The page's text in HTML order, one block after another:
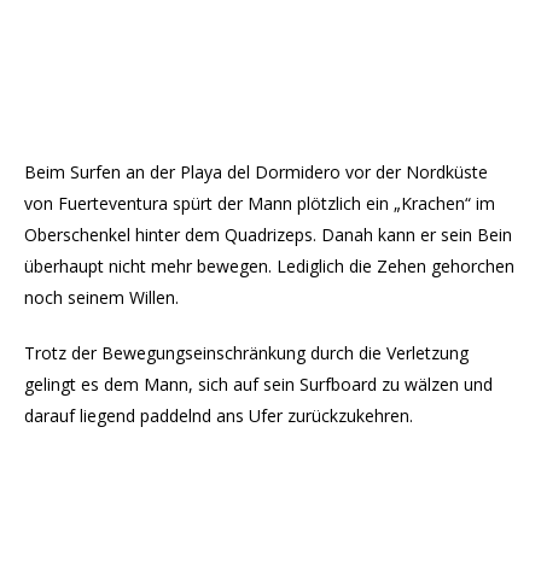
Beim Surfen an der Playa del Dormidero vor der Nordküste
von Fuerteventura spürt der Mann plötzlich ein „Krachen“ im
Oberschenkel hinter dem Quadrizeps. Danah kann er sein Bein
überhaupt nicht mehr bewegen. Lediglich die Zehen gehorchen
noch seinem Willen.
Trotz der Bewegungseinschränkung durch die Verletzung
gelingt es dem Mann, sich auf sein Surfboard zu wälzen und
darauf liegend paddelnd ans Ufer zurückzukehren.